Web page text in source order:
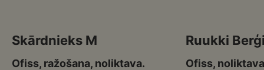
Skārdnieks M
Ofiss, ražošana, noliktava.
Ruukki Berģi
Ofiss,